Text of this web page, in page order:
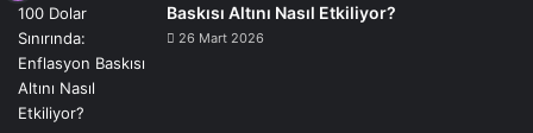
Baskısı Altını Nasıl Etkiliyor?
26 Mart 2026